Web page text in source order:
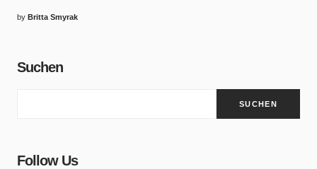
by Britta Smyrak
Suchen
SUCHEN
Follow Us